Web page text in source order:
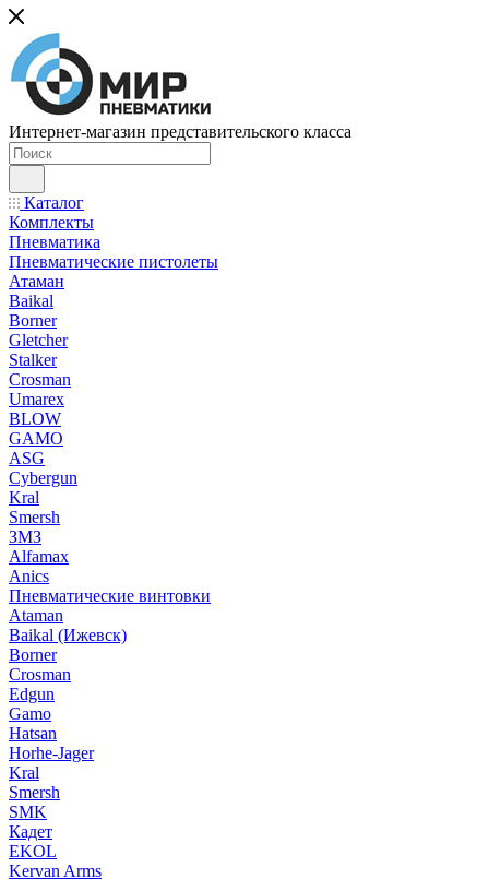
Интернет-магазин представительского класса
Каталог
Комплекты
Пневматика
Пневматические пистолеты
Атаман
Baikal
Borner
Gletcher
Stalker
Crosman
Umarex
BLOW
GAMO
ASG
Cybergun
Kral
Smersh
ЗМЗ
Alfamax
Anics
Пневматические винтовки
Ataman
Baikal (Ижевск)
Borner
Crosman
Edgun
Gamo
Hatsan
Horhe-Jager
Kral
Smersh
SMK
Кадет
EKOL
Kervan Arms